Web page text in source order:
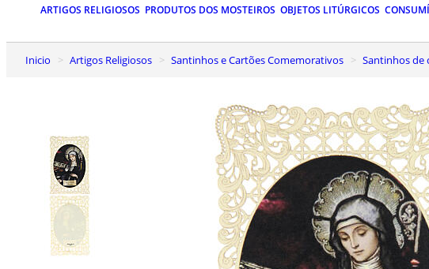
ARTIGOS RELIGIOSOS PRODUTOS DOS MOSTEIROS OBJETOS LITÚRGICOS
Inicio Artigos Religiosos Santinhos e Cartões Comemorativos Santinhos de